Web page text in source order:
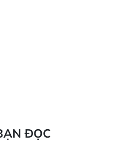
ĐỌC